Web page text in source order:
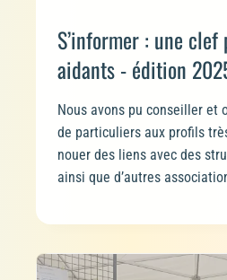
S’informer : une
aidants - édition
Nous avons pu conseiller et
de particuliers aux profils
nouer des liens avec des
ainsi que d’autres